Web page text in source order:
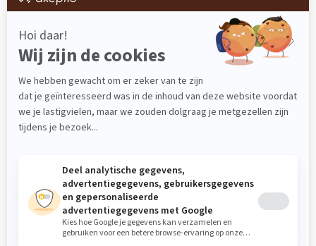
De bekleding van een zitbank heeft veel invloed op de
uitstraling van je interieur. Stoffen banken zorgen
een luxere en stoerdere look kan geven. In onze
showroom kun je veel verschillende stoffen en
materialen vergelijken.
De juiste maat bank voor je
woonkamer
De afmetingen van een zitbank zijn belangrijk voor de